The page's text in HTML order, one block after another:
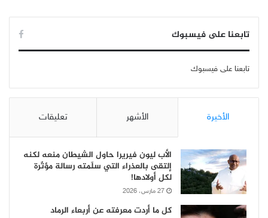
تابعنا على فيسبوك
تابعنا على فيسبوك
الأخيرة الأشهر تعليقات
الأب ليون فيريرا حاول الشيطان منعه لكنه
إلتقى بالعذراء التي سلّمته رسالة مؤثّرة
لكل أولادها!
27 مارس، 2026
كل ما أردت معرفته عن أربعاء الرماد